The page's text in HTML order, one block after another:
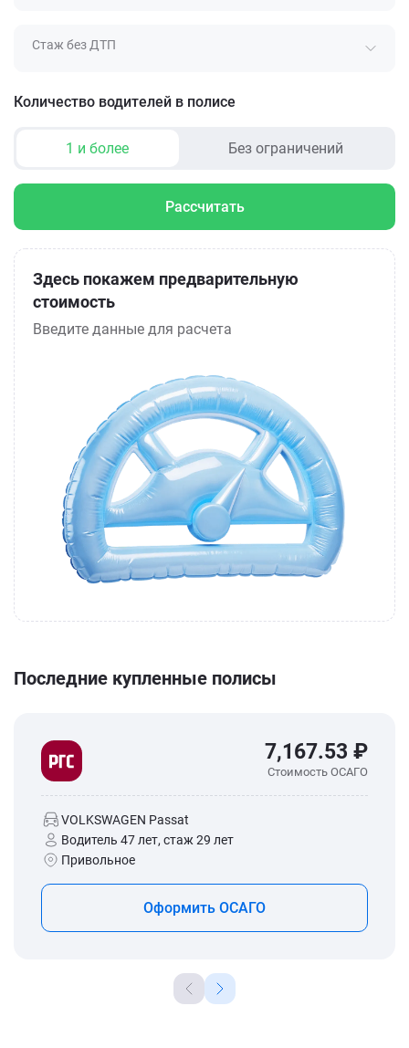
Стаж без ДТП
Количество водителей в полисе
1 и более Без ограничений
Рассчитать
Здесь покажем предварительную
стоимость
Введите данные для расчета
Последние купленные полисы
7,167.53 ₽
Стоимость ОСАГО
VOLKSWAGEN Passat
Водитель 47 лет, стаж 29 лет
Привольное
Оформить ОСАГО